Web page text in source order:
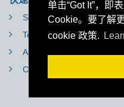
单击“Got It”，即
Cookie。要了解
cookie 政策.
Service
Terms & Conditions
About Us
Contact Us